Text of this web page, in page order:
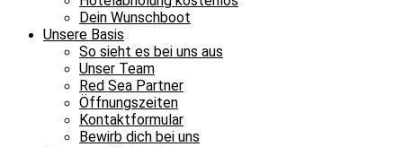
Dein Wunschboot
Unsere Basis
So sieht es bei uns aus
Unser Team
Red Sea Partner
Öffnungszeiten
Kontaktformular
Bewirb dich bei uns